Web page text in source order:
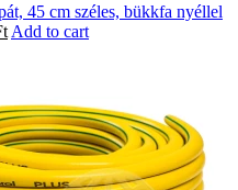
45 cm széles, bükkfa nyéllel
Add to cart